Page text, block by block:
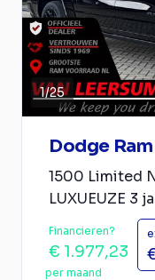
1/25
Dodge
1500 Limited
LUXUEUZE 3
Financieren?
€ 1.977,23
per maand